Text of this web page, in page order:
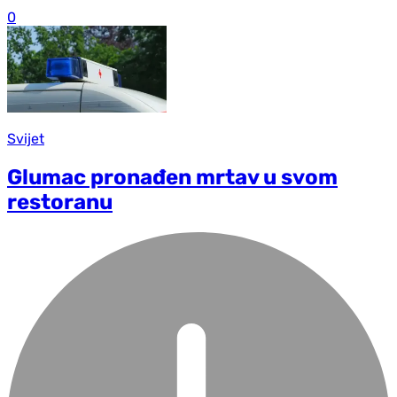
0
Svijet
Glumac pronađen mrtav u svom
restoranu